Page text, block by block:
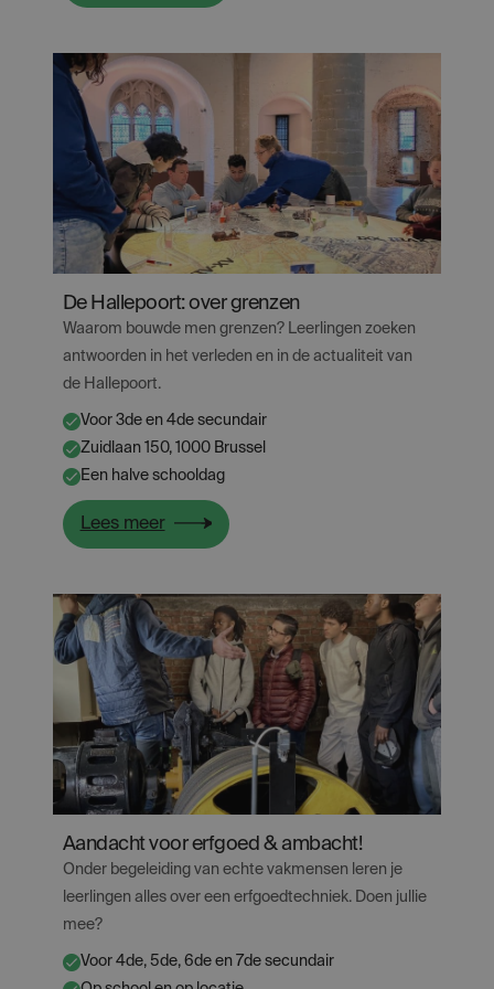
Van
tot
Kunstberg
De Hallepoort: over grenzen
Waarom bouwde men grenzen? Leerlingen zoeken
antwoorden in het verleden en in de actualiteit van
de Hallepoort.
✔ Voor 3de en 4de secundair
✔ Zuidlaan 150, 1000 Brussel
✔ Een halve schooldag
Lees meer:
De
over
grenzen
Aandacht voor erfgoed & ambacht!
Onder begeleiding van echte vakmensen leren je
leerlingen alles over een erfgoedtechniek. Doen jullie
mee?
✔ Voor 4de, 5de, 6de en 7de secundair